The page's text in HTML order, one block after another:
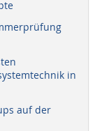
in
auf der